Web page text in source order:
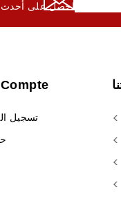
احصل على أحدث
تسجيل